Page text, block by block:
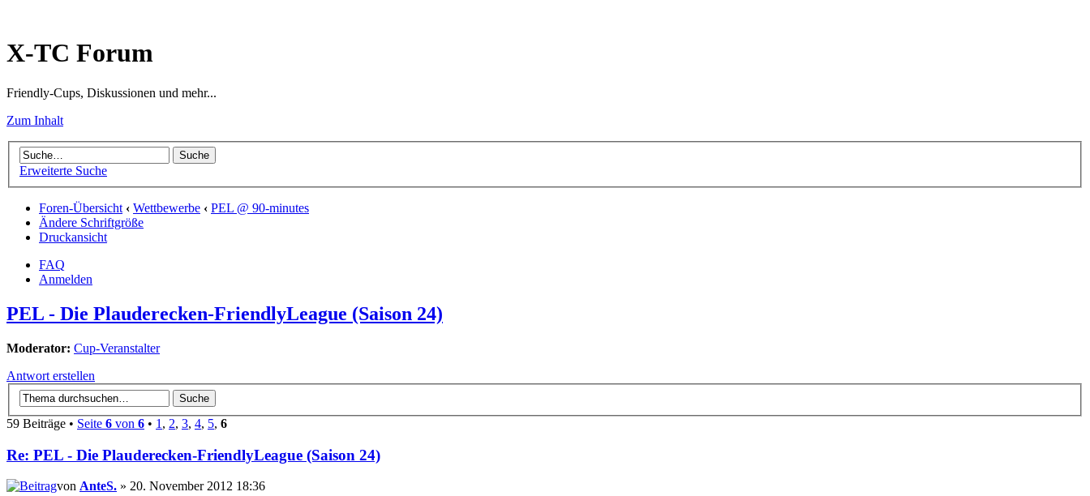
X-TC Forum
Friendly-Cups, Diskussionen und mehr...
Zum Inhalt
Erweiterte Suche
Foren-Übersicht ‹ Wettbewerbe ‹ PEL @ 90-minutes
Ändere Schriftgröße
Druckansicht
FAQ
Anmelden
PEL - Die Plauderecken-FriendlyLeague (Saison 24)
Moderator: Cup-Veranstalter
Antwort erstellen
59 Beiträge • Seite 6 von 6 • 1 , 2, 3, 4, 5, 6
Re: PEL - Die Plauderecken-FriendlyLeague (Saison 24)
von AnteS. » 20. November 2012 18:36